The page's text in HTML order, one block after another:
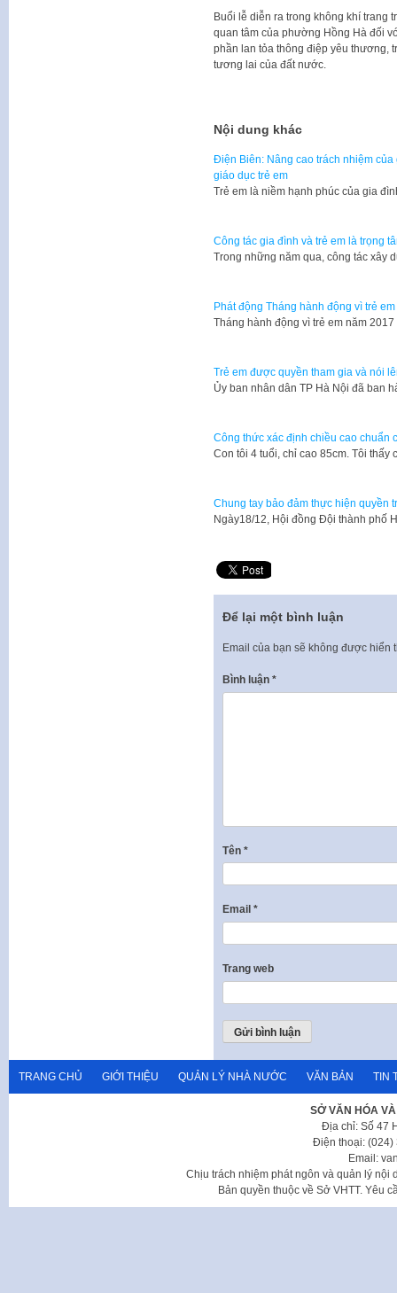
Buổi lễ diễn ra trong không khí trang
quan tâm của phường Hồng Hà đối
phần lan tỏa thông điệp yêu thương,
tương lai của đất nước.
Nội dung khác
Điện Biên: Nâng cao trách nhiệm
giáo dục trẻ em
​Trẻ em là niềm hạnh phúc của gia
Công tác gia đình và trẻ em là trọng
Trong những năm qua, công tác xây
Phát động Tháng hành động vì trẻ
Tháng hành động vì trẻ em năm
Trẻ em được quyền tham gia và nói
Ủy ban nhân dân TP Hà Nội đã ban
Công thức xác định chiều cao chuẩn
​Con tôi 4 tuổi, chỉ cao 85cm. Tôi
Chung tay bảo đảm thực hiện quyền
Ngày18/12, Hội đồng Đội thành phố
Để lại một bình luận
Email của bạn sẽ không được hiển
Bình luận *
Tên *
Email *
Trang web
TRANG CHỦ GIỚI THIỆU QUẢN LÝ NHÀ NƯỚC VĂN BẢN TIN
SỞ VĂN HÓA
Địa chỉ: Số 47
Điện thoại: (024)
Email:
Chịu trách nhiệm phát ngôn và quản lý nội
Bản quyền thuộc về Sở VHTT. Yêu